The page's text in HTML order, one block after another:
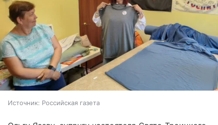
Источник: Российская газета